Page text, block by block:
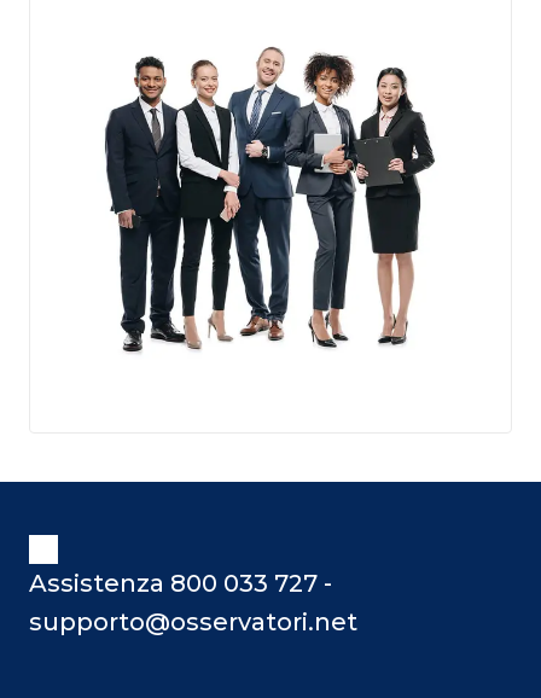
Assistenza 800 033 727 -
supporto@osservatori.net